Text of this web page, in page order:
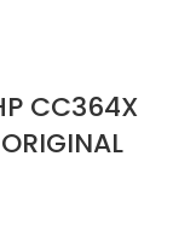
CC364X